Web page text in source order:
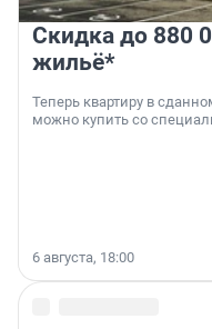
Скидка до 880
жильё*
Теперь квартиру в
можно купить со
6 августа, 18:00